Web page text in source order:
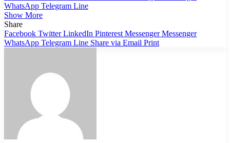
WhatsApp Telegram Line
Show More
Share
Facebook Twitter LinkedIn Pinterest Messenger Messenger
WhatsApp Telegram Line Share via Email Print